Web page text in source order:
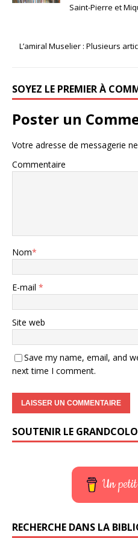
Saint-Pierre et
L’amiral Muselier : Plusieurs
SOYEZ LE PREMIER À
Poster un
Votre adresse de messagerie
Commentaire
Nom*
E-mail *
Site web
Save my name, email, and
next time I comment.
SOUTENIR LE
Un
RECHERCHE DANS LA